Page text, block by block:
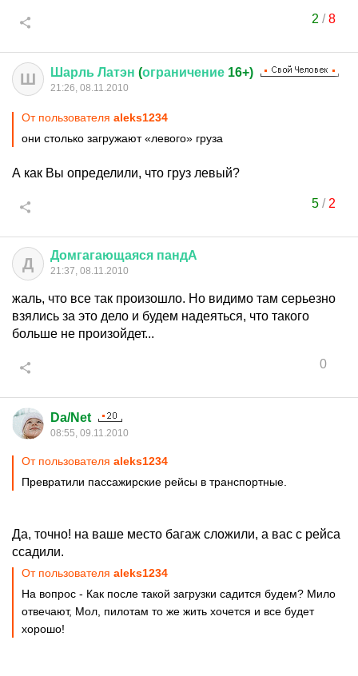
2 /8
Ш Шарль Латэн (ограничение 16+)
21:26, 08.11.2010
От пользователя aleks1234
они столько загружают «левого» груза
А как Вы определили, что груз левый?
5/ 2
Д Домгагающаяся пандА
21:37, 08.11.2010
жаль, что все так произошло. Но видимо там серьезно
взялись за это дело и будем надеяться, что такого
больше не произойдет...
0
Da/Net
08:55, 09.11.2010
От пользователя aleks1234
Превратили пассажирские рейсы в транспортные.
Да, точно! на ваше место багаж сложили, а вас с рейса
ссадили.
От пользователя aleks1234
На вопрос - Как после такой загрузки садится будем? Мило
отвечают, Мол, пилотам то же жить хочется и все будет
хорошо!